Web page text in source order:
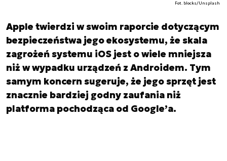
Fot. blocks/Unsplash
Apple twierdzi w swoim raporcie dotyczącym
bezpieczeństwa jego ekosystemu, że skala
zagrożeń systemu iOS jest o wiele mniejsza
niż w wypadku urządzeń z Androidem. Tym
samym koncern sugeruje, że jego sprzęt jest
znacznie bardziej godny zaufania niż
platforma pochodząca od Google’a.